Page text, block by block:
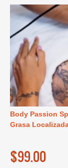
Body Passion
Grasa
$99.00